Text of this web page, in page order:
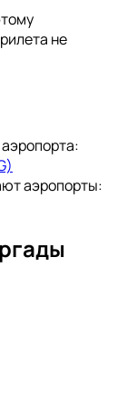
не
аэропорты: